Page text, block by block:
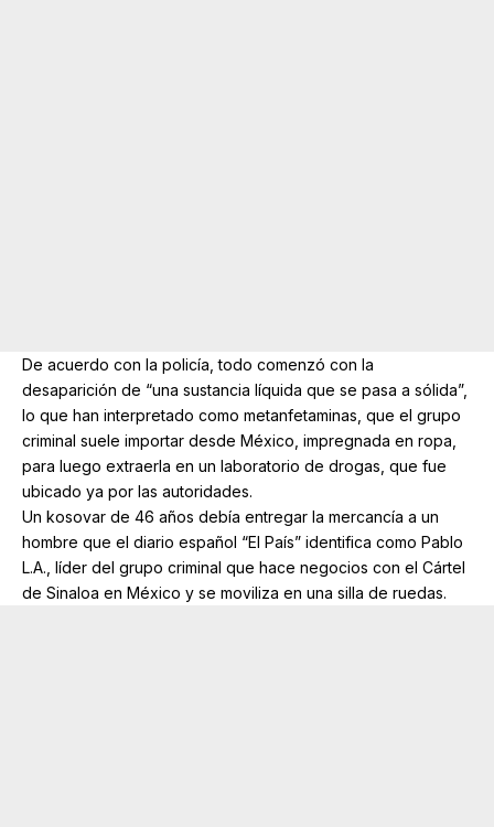
De acuerdo con la policía, todo comenzó con la
desaparición de “una sustancia líquida que se pasa a sólida”,
lo que han interpretado como metanfetaminas, que el grupo
criminal suele importar desde México, impregnada en ropa,
para luego extraerla en un laboratorio de drogas, que fue
ubicado ya por las autoridades.
Un kosovar de 46 años debía entregar la mercancía a un
hombre que el diario español “El País” identifica como Pablo
L.A., líder del grupo criminal que hace negocios con el Cártel
de Sinaloa en México y se moviliza en una silla de ruedas.